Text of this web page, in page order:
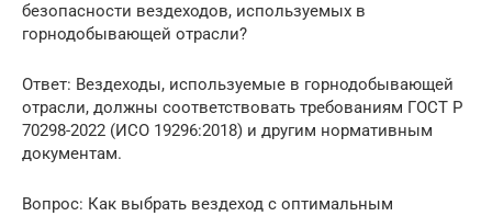
безопасности вездеходов, используемых в
горнодобывающей отрасли?
Ответ: Вездеходы, используемые в горнодобывающей
отрасли, должны соответствовать требованиям ГОСТ Р
70298-2022 (ИСО 19296:2018) и другим нормативным
документам.
Вопрос: Как выбрать вездеход с оптимальным